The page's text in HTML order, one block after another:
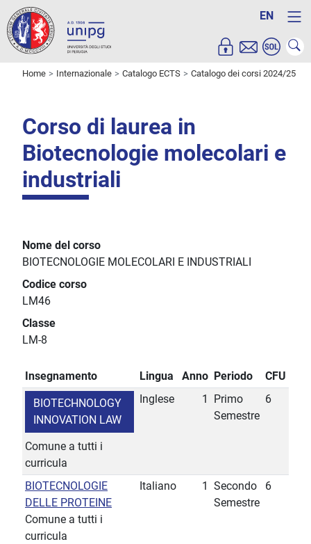
EN
Home Internazionale Catalogo ECTS Catalogo dei corsi 2024/25
Corso di laurea in
Biotecnologie molecolari e
industriali
Nome del corso
BIOTECNOLOGIE MOLECOLARI E INDUSTRIALI
Codice corso
LM46
Classe
LM-8
Insegnamento Lingua Anno Periodo CFU
BIOTECHNOLOGY
INNOVATION LAW
Comune a tutti i
curricula
Inglese 1
Primo
Semestre
6
BIOTECNOLOGIE
DELLE PROTEINE
Comune a tutti i
curricula
Italiano 1
Secondo
Semestre
6